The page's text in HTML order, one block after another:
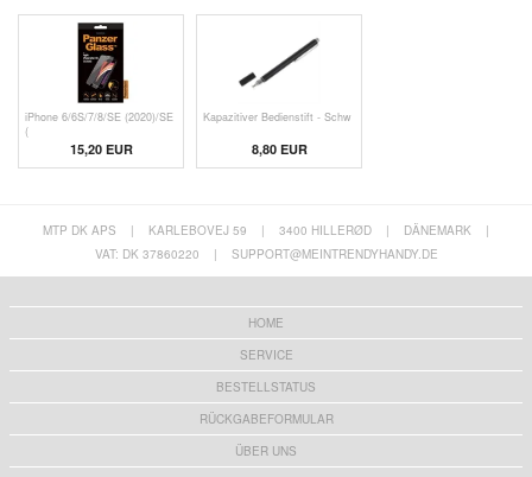
iPhone 6/6S/7/8/SE (2020)/SE
(
15,20 EUR
Kapazitiver Bedienstift - Schw
8,80 EUR
MTP DK APS | KARLEBOVEJ 59 | 3400 HILLERØD | DÄNEMARK
|
VAT: DK 37860220
| SUPPORT@MEINTRENDYHANDY.DE
HOME
SERVICE
BESTELLSTATUS
RÜCKGABEFORMULAR
ÜBER UNS